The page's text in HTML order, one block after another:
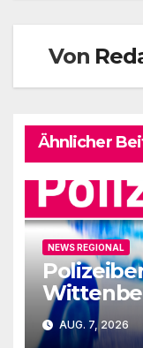
Von
Ähnlicher
NEWS REGIONAL
AUG. 7, 2026